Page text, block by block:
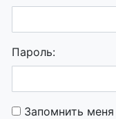
Пароль:
Запомнить меня